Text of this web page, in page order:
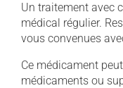
Un traitement avec
médical régulier.
vous convenues
Ce médicament
médicaments ou